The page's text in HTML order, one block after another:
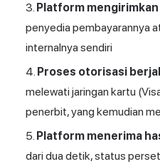
Platform
penyedia pembayarannya
internalnya sendiri
Proses otorisasi
melewati jaringan kartu
penerbit, yang kemudian
Platform menerima
dari dua detik, status